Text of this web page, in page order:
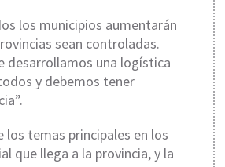
los municipios aumentarán
sean controladas.
desarrollamos una logística
y debemos tener
los temas principales en los
que llega a la provincia, y la